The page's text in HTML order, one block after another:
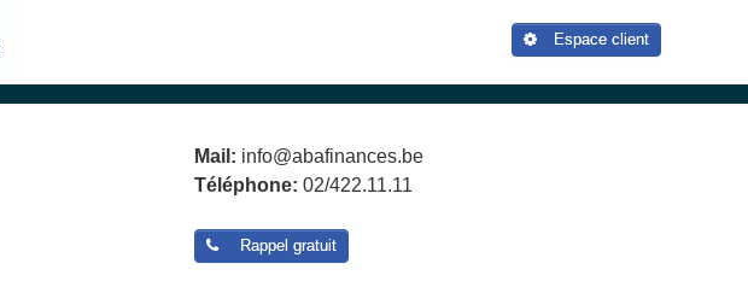
Espace client
Mail: info@abafinances.be
Téléphone: 02/422.11.11
Rappel gratuit